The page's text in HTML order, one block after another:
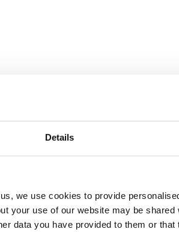
Details
we use cookies to provide
your use of our website may be shared
data you have provided to them or